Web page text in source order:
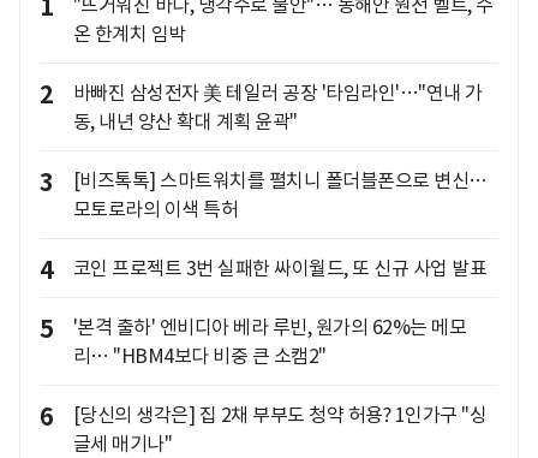
1
"뜨거워진 바다, 냉각수로 불안"… 동해안 원전 벨트, 수
온 한계치 임박
2
바빠진 삼성전자 美 테일러 공장 '타임라인'…"연내 가
동, 내년 양산 확대 계획 윤곽"
3
[비즈톡톡] 스마트워치를 펼치니 폴더블폰으로 변신…
모토로라의 이색 특허
4 코인 프로젝트 3번 실패한 싸이월드, 또 신규 사업 발표
5
'본격 출하' 엔비디아 베라 루빈, 원가의 62%는 메모
리… "HBM4보다 비중 큰 소캠2"
6
[당신의 생각은] 집 2채 부부도 청약 허용? 1인가구 "싱
글세 매기나"